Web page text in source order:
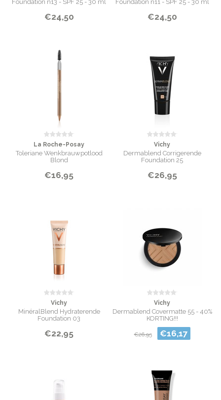
Foundation n13 - SPF 25 - 30 ml
€24,50
Foundation n11 - SPF 25 - 30 ml
€24,50
La Roche-Posay
Toleriane Wenkbrauwpotlood
Blond
€16,95
Vichy
Dermablend Corrigerende
Foundation 25
€26,95
Vichy
MinéralBlend Hydraterende
Foundation 03
€22,95
Vichy
Dermablend Covermatte 55 - 40%
KORTING!!!
€26,95 €16,17